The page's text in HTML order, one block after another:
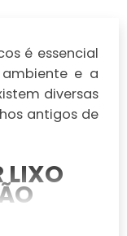
é essencial
e a
diversas
antigos de
LIXO